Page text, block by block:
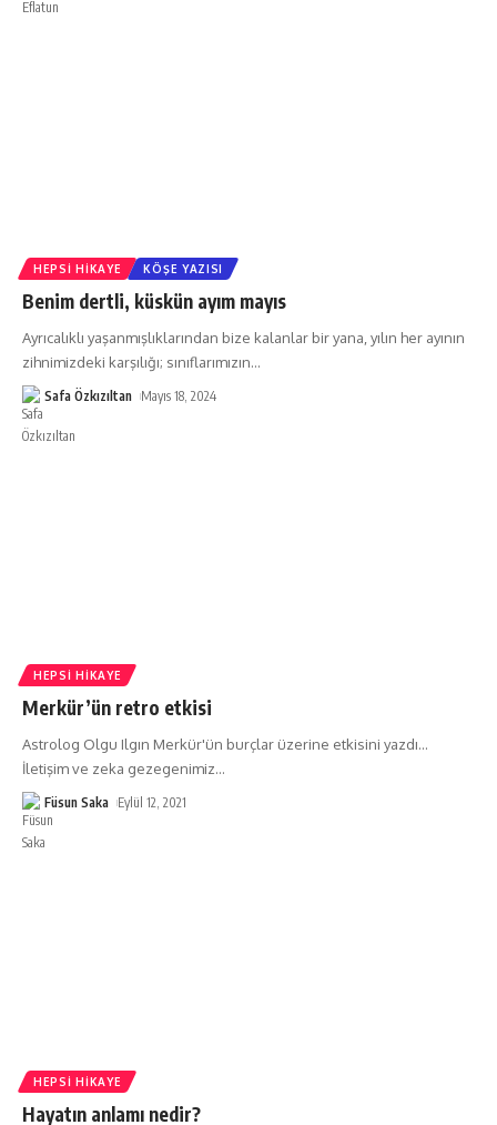
HEPSI HIKAYE KÖŞE YAZISI
Benim dertli, küskün ayım mayıs
Ayrıcalıklı yaşanmışlıklarından bize kalanlar bir yana, yılın her ayının
zihnimizdeki karşılığı; sınıflarımızın…
Safa Özkızıltan Mayıs 18, 2024
HEPSI HIKAYE
Merkür’ün retro etkisi
Astrolog Olgu Ilgın Merkür'ün burçlar üzerine etkisini yazdı...
İletişim ve zeka gezegenimiz…
Füsun Saka Eylül 12, 2021
HEPSI HIKAYE
Hayatın anlamı nedir?